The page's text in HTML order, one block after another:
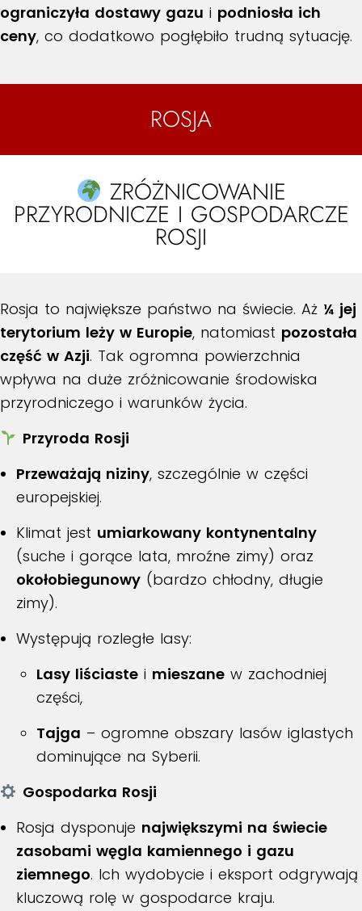
ograniczyła dostawy gazu i podniosła ich
ceny, co dodatkowo pogłębiło trudną sytuację.
ROSJA
ZRÓŻNICOWANIE
PRZYRODNICZE I GOSPODARCZE
ROSJI
Rosja to największe państwo na świecie. Aż ¼ jej
terytorium leży w Europie, natomiast pozostała
część w Azji. Tak ogromna powierzchnia
wpływa na duże zróżnicowanie środowiska
przyrodniczego i warunków życia.
Przyroda Rosji
Przeważają niziny, szczególnie w części
europejskiej.
Klimat jest umiarkowany kontynentalny
(suche i gorące lata, mroźne zimy) oraz
okołobiegunowy (bardzo chłodny, długie
zimy).
Występują rozległe lasy:
Lasy liściaste i mieszane w zachodniej
części,
Tajga – ogromne obszary lasów iglastych
dominujące na Syberii.
Gospodarka Rosji
Rosja dysponuje największymi na świecie
zasobami węgla kamiennego i gazu
ziemnego. Ich wydobycie i eksport odgrywają
kluczową rolę w gospodarce kraju.